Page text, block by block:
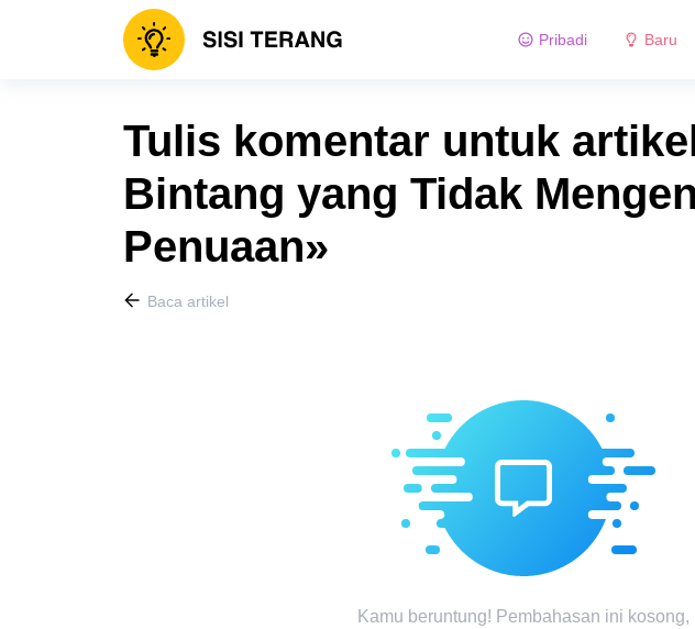
Pribadi Baru
Tulis komentar untuk
Bintang yang Tidak
Penuaan»
Baca artikel
Kamu beruntung! Pembahasan ini kosong,